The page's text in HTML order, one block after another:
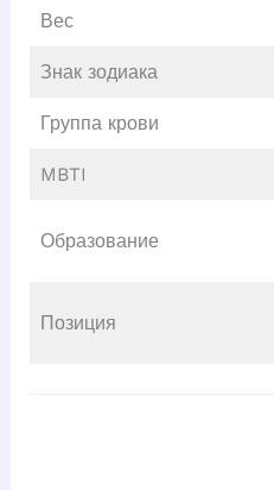
Вес
Знак зодиака
Группа крови
MBTI
Образование
Позиция